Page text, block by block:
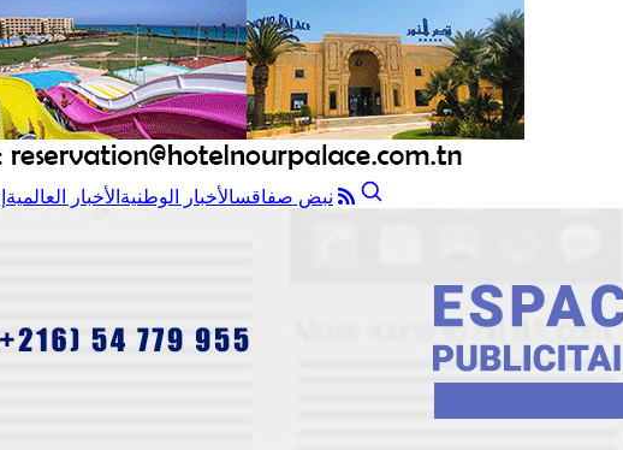
نبض صفاقسالأخبار الوطنية الأخبار العالمية